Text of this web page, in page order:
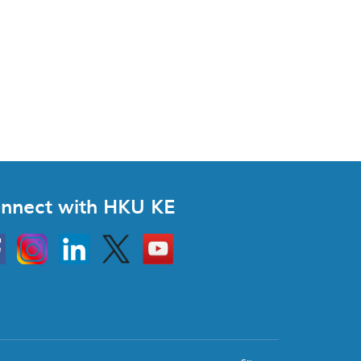
with HKU KE
InstagramLinkedin Twitter
Go
to
HKU